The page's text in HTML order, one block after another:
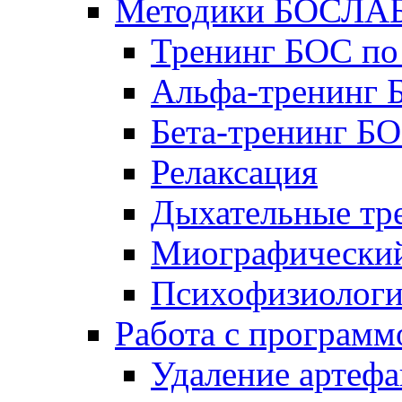
Методики
Тренинг БОС по
Альфа-
Бета-тренинг
Релаксация
Дыхательные
Работа с
Удаление